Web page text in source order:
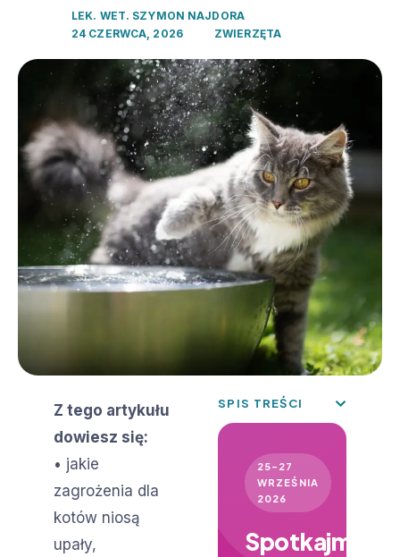
LEK. WET. SZYMON NAJDORA
24 CZERWCA, 2026
ZWIERZĘTA
Z tego artykułu
dowiesz się:
• jakie
zagrożenia dla
kotów niosą
upały,
SPIS TREŚCI
25–27
WRZEŚNIA
2026
Spotkajmy